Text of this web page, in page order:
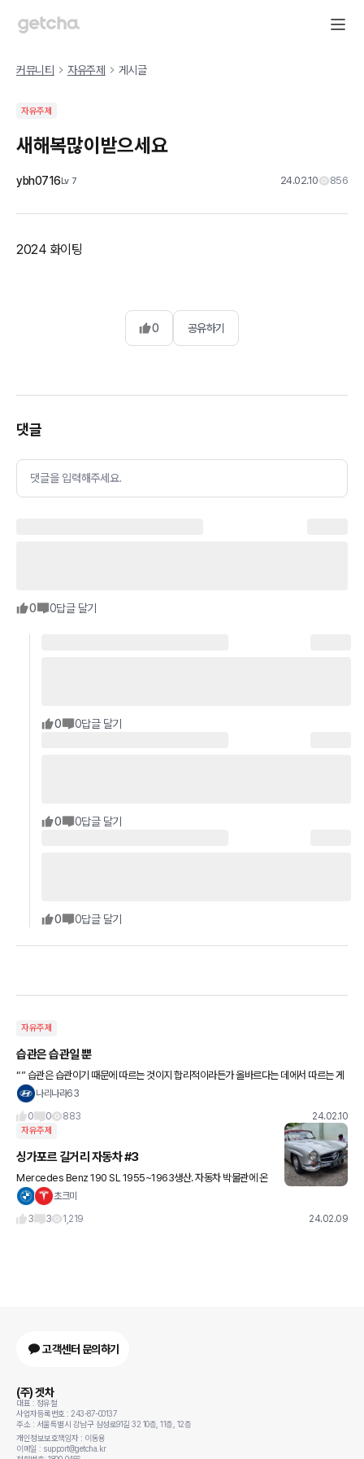
커뮤니티 자유주제 게시글
자유주제
새해복많이받으세요
ybh0716Lv 7 24.02.10 856
2024 화이팅
0 공유하기
댓글
댓글을 입력해주세요.
0 0답글 달기
0 0답글 달기
0 0답글 달기
0 0답글 달기
자유주제
습관은 습관일 뿐
“” 습관은 습관이기 때문에 따르는 것이지 합리적이라든가 올바르다는 데에서 따르는 게
아니다.. “” 좋은아침요 ~~
나리나라63
0
0 883 24.02.10
자유주제
싱가포르 길거리 자동차 #3
Mercedes Benz 190 SL 1955~1963생산. 자동차 박물관에 온
줄 ㅎㅎ Honda Civic SE (?) 씨빅도 뭔가 엄청 멋지네유. 한국에 들
초크미
3
3 1,219 24.02.09
고객센터 문의하기
(주) 겟차
대표 : 정유철
사업자등록번호 : 243-87-00137
주소 : 서울특별시 강남구 삼성로91길 32 10층, 11층, 12층
개인정보보호책임자 : 이동용
이메일 : support@getcha.kr